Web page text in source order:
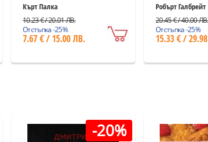
Кърт Палка
10.23 € / 20.01 ЛВ.
Отстъпка -25%
7.67 € / 15.00 ЛВ.
Робърт Галбрейт
20.45 € / 40.00 ЛВ.
Отстъпка -25%
15.33 € /
-20%